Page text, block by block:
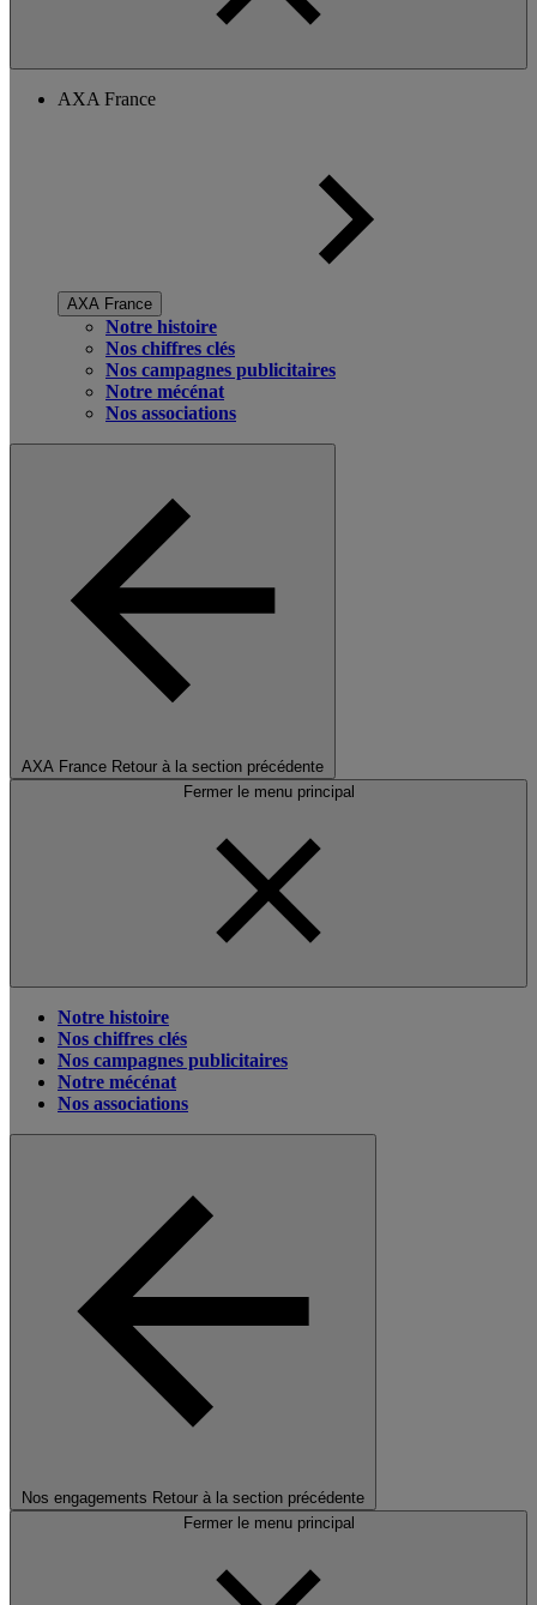
AXA France
AXA France
Notre histoire
Nos chiffres clés
Nos campagnes publicitaires
Notre mécénat
Nos associations
AXA France Retour à la section précédente
Fermer le menu principal
Notre histoire
Nos chiffres clés
Nos campagnes publicitaires
Notre mécénat
Nos associations
Nos engagements Retour à la section précédente
Fermer le menu principal